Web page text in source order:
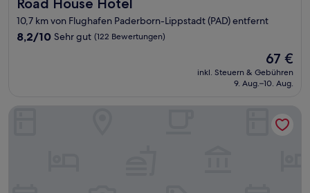
Road House Hotel
10,7 km von Flughafen Paderborn-Lippstadt (PAD) entfernt
8.2
Bewertungen)
8,2/10 Sehr gut (122 Bewertungen)
Der
Preis
beträgt
67 €
inkl. Steuern & Gebühren
9. Aug.–10. Aug.